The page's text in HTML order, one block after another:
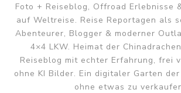
Foto + Reiseblog, Offroad Erlebnisse
auf Weltreise. Reise Reportagen als
Abenteurer, Blogger & moderner
4×4 LKW. Heimat der
Reiseblog mit echter Erfahrung, frei
ohne KI Bilder. Ein digitaler Garten
ohne etwas zu